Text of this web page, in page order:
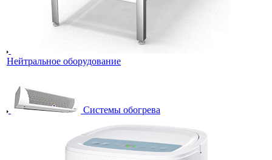
Нейтральное оборудование
Системы обогрева